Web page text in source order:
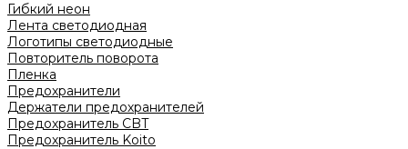
Гибкий неон
Лента светодиодная
Логотипы светодиодные
Повторитель поворота
Пленка
Предохранители
Держатели предохранителей
Предохранитель CBT
Предохранитель Koito